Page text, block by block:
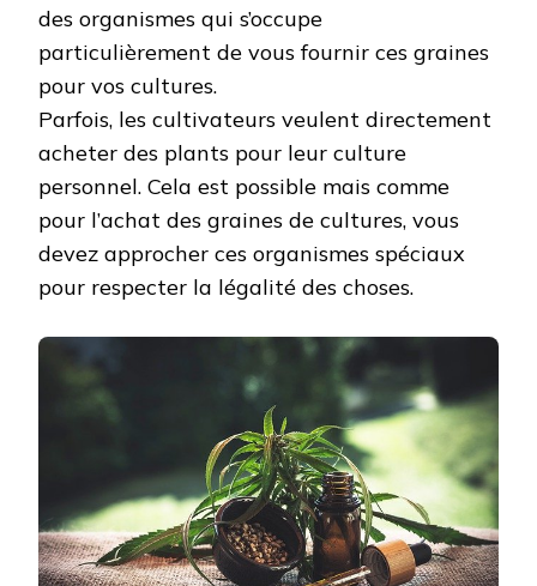
des organismes qui s’occupe
particulièrement de vous fournir ces graines
pour vos cultures.
Parfois, les cultivateurs veulent directement
acheter des plants pour leur culture
personnel. Cela est possible mais comme
pour l’achat des graines de cultures, vous
devez approcher ces organismes spéciaux
pour respecter la légalité des choses.